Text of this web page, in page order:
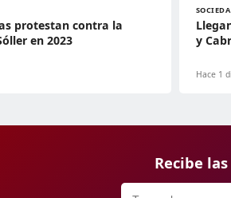
protestan contra la
en 2023
y
Hace 1
Recibe